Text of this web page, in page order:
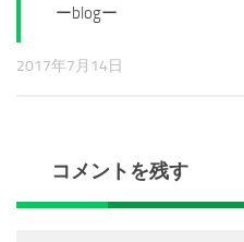
ーblogー
2017年7月14日
コメントを残す